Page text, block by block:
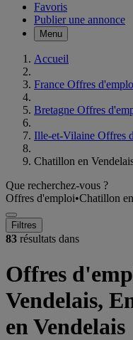
Favoris
Publier une annonce
Menu
Accueil
France Offres
Bretagne Offres
Ille-et-Vilaine Offres
Chatillon en
Que recherchez-vous ?
Offres d'emploi•Chatillon
Filtres
83 résultats dans
Offres
Vendelais,
en Vendelais